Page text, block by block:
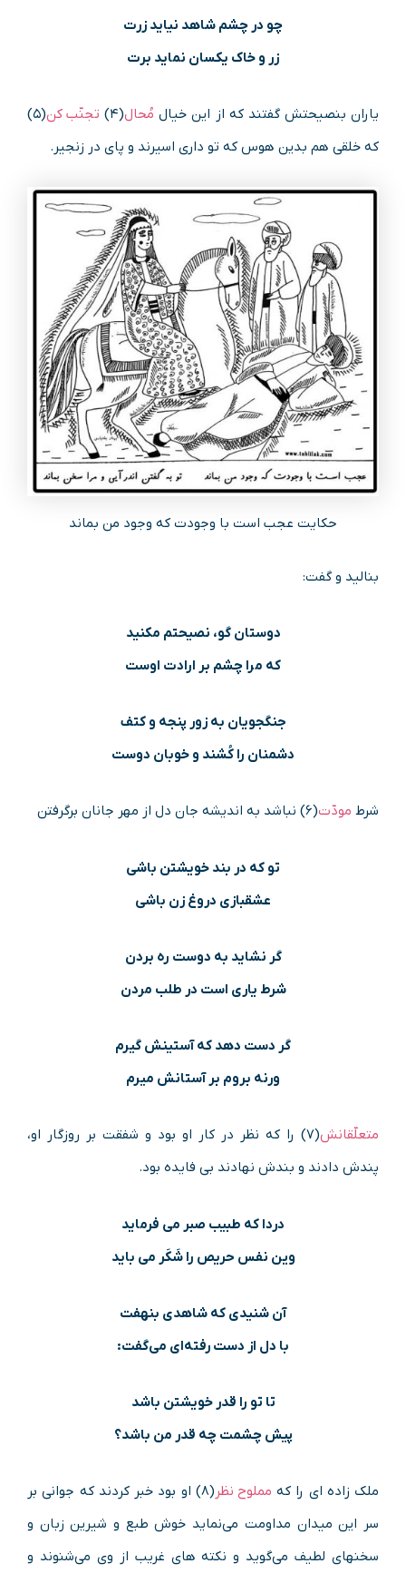
چو در چشم شاهد نیاید زرت
زر و خاک یکسان نماید برت
یاران بنصیحتش گفتند که از این خیالمُحال(۴) تجنّب کن
(۵)
که خلقی هم بدین هوس که تو داری اسیرند و پای در زنجیر.
حکایت عجب است با وجودت که وجود من بماند
بنالید و گفت:
دوستان گو، نصیحتم مکنید
که مرا چشم بر ارادت اوست
جنگجویان به زور پنجه و کتف
دشمنان را کُشند و خوبان دوست
شرطمودّت(۶) نباشد به اندیشه جان دل از مهر جانان برگرفتن
تو که در بند خویشتن باشی
عشقبازی دروغ زن باشی
گر نشاید به دوست ره بردن
شرط یاری است در طلب مردن
گر دست دهد که آستینش گیرم
ورنه بروم بر آستانش میرم
متعلّقانش
(۷) را که نظر در کار او بود و شفقت بر روزگار او،
پندش دادند و بندش نهادند بی فایده بود.
دردا که طبیب صبر می فرماید
وین نفس حریص را شَکَر می باید
آن شنیدی که شاهدی بنهفت
با دل از دست رفته‌ای می‌گفت:
تا تو را قدر خویشتن باشد
پیش چشمت چه قدر من باشد؟
ملک زاده ای را کهمملوح نظر
(۸) او بود خبر کردند که جوانی بر
سر این میدان مداومت می‌نماید خوش طبع و شیرین زبان و
سخنهای لطیف می‌گوید و نکته های غریب از وی می‌شنوند و